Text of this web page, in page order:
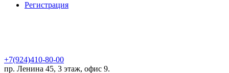
Регистрация
+7(924)410-80-00
пр. Ленина 45, 3 этаж, офис 9.